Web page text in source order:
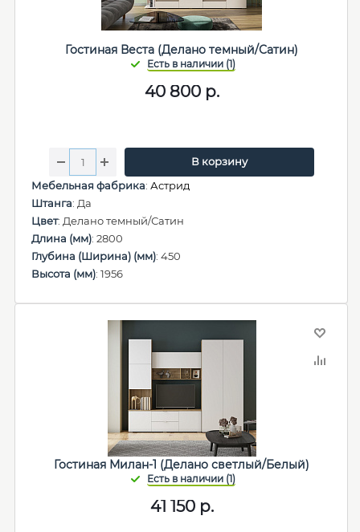
Гостиная Веста (Делано темный/Сатин)
40 800р.
В корзину
Мебельная фабрика: Астрид
Штанга: Да
Цвет: Делано темный/Сатин
Длина (мм): 2800
Глубина (Ширина) (мм): 450
Высота (мм): 1956
Гостиная Милан-1 (Делано светлый/Белый)
41 150р.